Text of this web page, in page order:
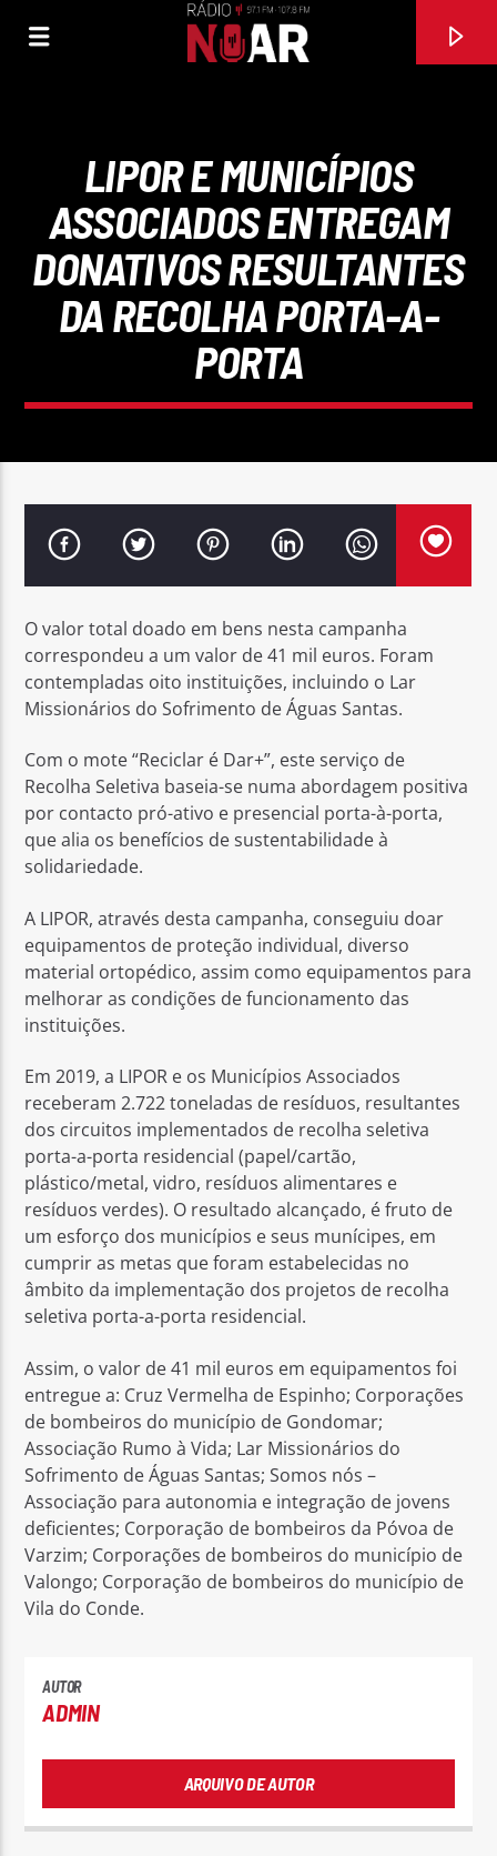
50 ANOS
Rádio No ar
LIPOR E MUNICÍPIOS
ASSOCIADOS ENTREGAM
DONATIVOS RESULTANTES
DA RECOLHA PORTA-A-
PORTA
O valor total doado em bens nesta campanha
correspondeu a um valor de 41 mil euros. Foram
contempladas oito instituições, incluindo o Lar
Missionários do Sofrimento de Águas Santas.
Com o mote “Reciclar é Dar+”, este serviço de
Recolha Seletiva baseia-se numa abordagem positiva
por contacto pró-ativo e presencial porta-à-porta,
que alia os benefícios de sustentabilidade à
solidariedade.
A LIPOR, através desta campanha, conseguiu doar
equipamentos de proteção individual, diverso
material ortopédico, assim como equipamentos para
melhorar as condições de funcionamento das
instituições.
Em 2019, a LIPOR e os Municípios Associados
receberam 2.722 toneladas de resíduos, resultantes
dos circuitos implementados de recolha seletiva
porta-a-porta residencial (papel/cartão,
plástico/metal, vidro, resíduos alimentares e
resíduos verdes). O resultado alcançado, é fruto de
um esforço dos municípios e seus munícipes, em
cumprir as metas que foram estabelecidas no
âmbito da implementação dos projetos de recolha
seletiva porta-a-porta residencial.
Assim, o valor de 41 mil euros em equipamentos foi
entregue a: Cruz Vermelha de Espinho; Corporações
de bombeiros do município de Gondomar;
Associação Rumo à Vida; Lar Missionários do
Sofrimento de Águas Santas; Somos nós –
Associação para autonomia e integração de jovens
deficientes; Corporação de bombeiros da Póvoa de
Varzim; Corporações de bombeiros do município de
Valongo; Corporação de bombeiros do município de
Vila do Conde.
AUTOR
ADMIN
ARQUIVO DE AUTOR